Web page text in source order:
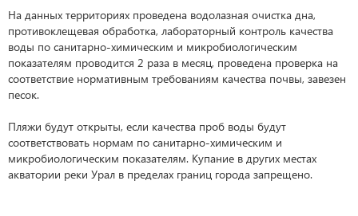
На данных территориях проведена водолазная очистка дна,
противоклещевая обработка, лабораторный контроль качества
воды по санитарно-химическим и микробиологическим
показателям проводится 2 раза в месяц, проведена проверка на
соответствие нормативным требованиям качества почвы, завезен
песок.
Пляжи будут открыты, если качества проб воды будут
соответствовать нормам по санитарно-химическим и
микробиологическим показателям. Купание в других местах
акватории реки Урал в пределах границ города запрещено.